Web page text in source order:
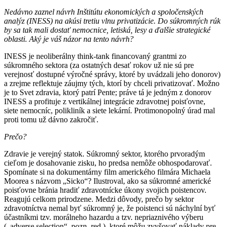
Nedávno zaznel návrh Inštitútu ekonomických a spoločenských
analýz (INESS) na akúsi tretiu vlnu privatizácie. Do súkromných rúk
by sa tak mali dostať nemocnice, letiská, lesy a ďalšie strategické
oblasti. Aký je váš názor na tento návrh?
INESS je neoliberálny think-tank financovaný grantmi zo
súkromného sektora (za ostatných desať rokov už nie sú pre
verejnosť dostupné výročné správy, ktoré by uvádzali jeho donorov)
a zrejme reflektuje záujmy tých, ktorí by chceli privatizovať. Možno
je to Svet zdravia, ktorý patrí Pente; práve tá je jedným z donorov
INESS a profituje z vertikálnej integrácie zdravotnej poisťovne,
siete nemocníc, polikliník a siete lekární. Protimonopolný úrad mal
proti tomu už dávno zakročiť.
Prečo?
Zdravie je verejný statok. Súkromný sektor, ktorého prvoradým
cieľom je dosahovanie zisku, ho predsa nemôže obhospodarovať.
Spomínate si na dokumentárny film amerického filmára Michaela
Moorea s názvom „Sicko“? Ilustroval, ako sa súkromné americké
poisťovne bránia hradiť zdravotnícke úkony svojich poistencov.
Reagujú celkom prirodzene. Medzi dôvody, prečo by sektor
zdravotníctva nemal byť súkromný je, že poistenci sú náchylní byť
účastníkmi tzv. morálneho hazardu a tzv. nepriaznivého výberu